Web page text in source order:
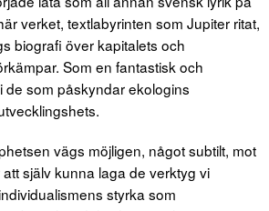
verket, textlabyrinten som Jupiter ritat,
biografi över kapitalets och
Som en fantastisk och
de som påskyndar ekologins
vägs möjligen, något subtilt, mot
själv kunna laga de verktyg vi
styrka som